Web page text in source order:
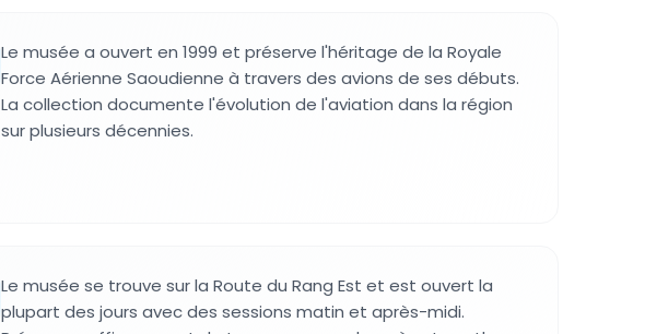
Le musée a ouvert en 1999 et préserve l'héritage de la Royale
Force Aérienne Saoudienne à travers des avions de ses débuts.
La collection documente l'évolution de l'aviation dans la région
sur plusieurs décennies.
Le musée se trouve sur la Route du Rang Est et est ouvert la
plupart des jours avec des sessions matin et après-midi.